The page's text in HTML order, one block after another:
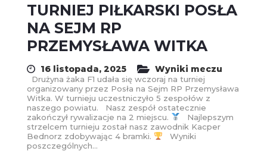
TURNIEJ PIŁKARSKI POSŁA
NA SEJM RP
PRZEMYSŁAWA WITKA
16 listopada, 2025 Wyniki meczu
Drużyna żaka F1 udała się wczoraj na turniej
organizowany przez Posła na Sejm RP Przemysława
Witka. W turnieju uczestniczyło 5 zespołów z
naszego powiatu. Nasz zespół ostatecznie
zakończył rywalizacje na 2 miejscu.
Najlepszym
strzelcem turnieju został nasz zawodnik Kacper
Bednorz zdobywając 4 bramki.
Wyniki
poszczególnych...